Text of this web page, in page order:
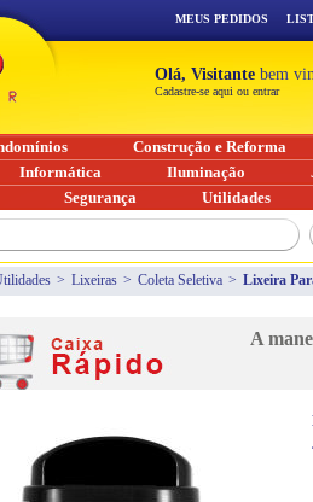
> Lixeiras > Coleta Seletiva > Lixeira
A
MEUS PEDIDOS
Olá, Visitante bem
Cadastre-se aqui ou entrar
Construção e Reforma
Informática Iluminação
Segurança Utilidades